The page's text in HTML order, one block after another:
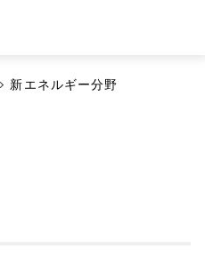
新エネルギー分野